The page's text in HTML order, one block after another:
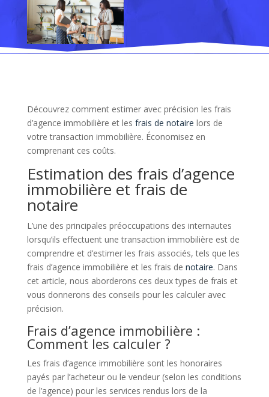
Découvrez comment estimer avec précision les frais
d’agence immobilière et les frais de notaire lors de
votre transaction immobilière. Économisez en
comprenant ces coûts.
Estimation des frais d’agence
immobilière et frais de
notaire
L’une des principales préoccupations des internautes
lorsqu’ils effectuent une transaction immobilière est de
comprendre et d’estimer les frais associés, tels que les
frais d’agence immobilière et les frais de notaire. Dans
cet article, nous aborderons ces deux types de frais et
vous donnerons des conseils pour les calculer avec
précision.
Frais d’agence immobilière :
Comment les calculer ?
Les frais d’agence immobilière sont les honoraires
payés par l’acheteur ou le vendeur (selon les conditions
de l’agence) pour les services rendus lors de la